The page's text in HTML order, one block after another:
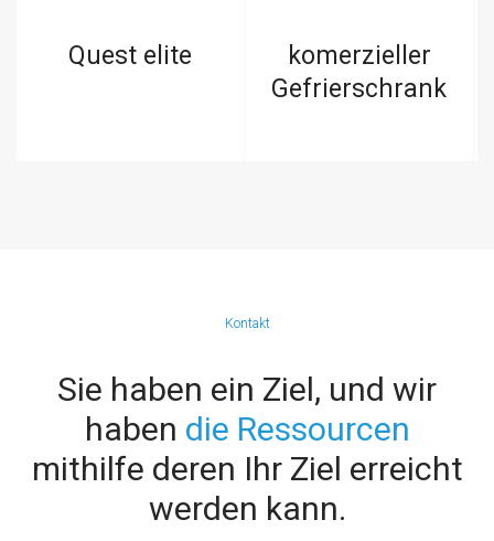
Quest elite
komerzieller
Gefrierschrank
Kontakt
Sie haben ein Ziel, und wir
haben die Ressourcen
mithilfe deren Ihr Ziel erreicht
werden kann.